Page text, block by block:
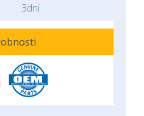
3dni